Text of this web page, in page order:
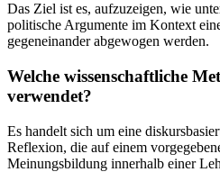
Das Ziel ist es, aufzuzeigen, wie
politische Argumente im Kontext
gegeneinander abgewogen werden.
Welche wissenschaftliche
verwendet?
Es handelt sich um eine
Reflexion, die auf einem
Meinungsbildung innerhalb einer